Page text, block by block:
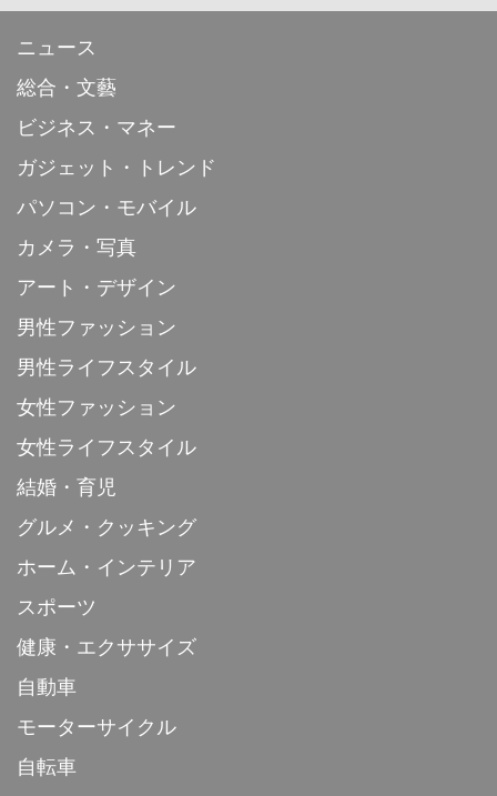
ニュース
総合・文藝
ビジネス・マネー
ガジェット・トレンド
パソコン・モバイル
カメラ・写真
アート・デザイン
男性ファッション
男性ライフスタイル
女性ファッション
女性ライフスタイル
結婚・育児
グルメ・クッキング
ホーム・インテリア
スポーツ
健康・エクササイズ
自動車
モーターサイクル
自転車